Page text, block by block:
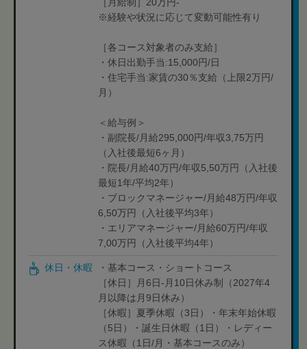
※経験や状況に応じて変動可能性有り
［各コース対象者のみ支給］
・休日出勤手当:15,000円/日
・住宅手当:家賃の30％支給（上限2万円/
月）
＜給与例＞
・副院長/月給295,000円/年収3,75万円
（入社後最短6ヶ月）
・院長/月給40万円/年収5,50万円（入社後
最短1年/平均2年）
・ブロックマネージャー/月給48万円/年収
6,50万円（入社後平均3年）
・エリアマネージャー/月給60万円/年収
7,00万円（入社後平均4年）
休日・休暇
・基本コース・ショートコース
［休日］月6日-月10日休み制（2027年4
月以降は月9日休み）
［休暇］夏季休暇（3日）・年末年始休暇
（5日）・誕生日休暇（1日）・レディー
ス休暇（1日/月・基本コースのみ）